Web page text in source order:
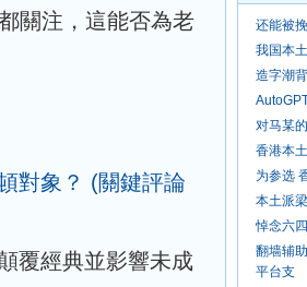
關注，這能否為老
對象？ (關鍵評論
覆經典並影響未成
还能被
我国本
造字潮
对马某
香港本
为参选
本土派
悼念六
翻墙辅
平台支